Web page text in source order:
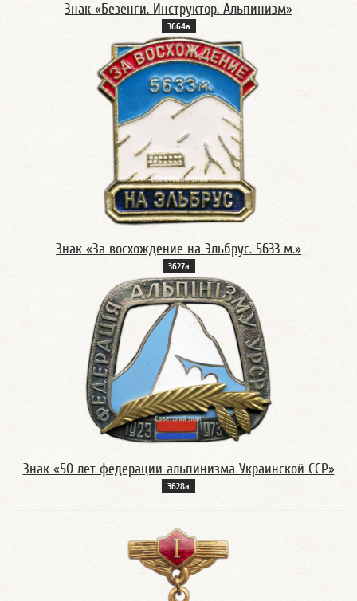
Знак «Безенги. Инструктор. Альпинизм»
3664а
Знак «За восхождение на Эльбрус. 5633 м.»
3627а
Знак «50 лет федерации альпинизма Украинской ССР»
3628а